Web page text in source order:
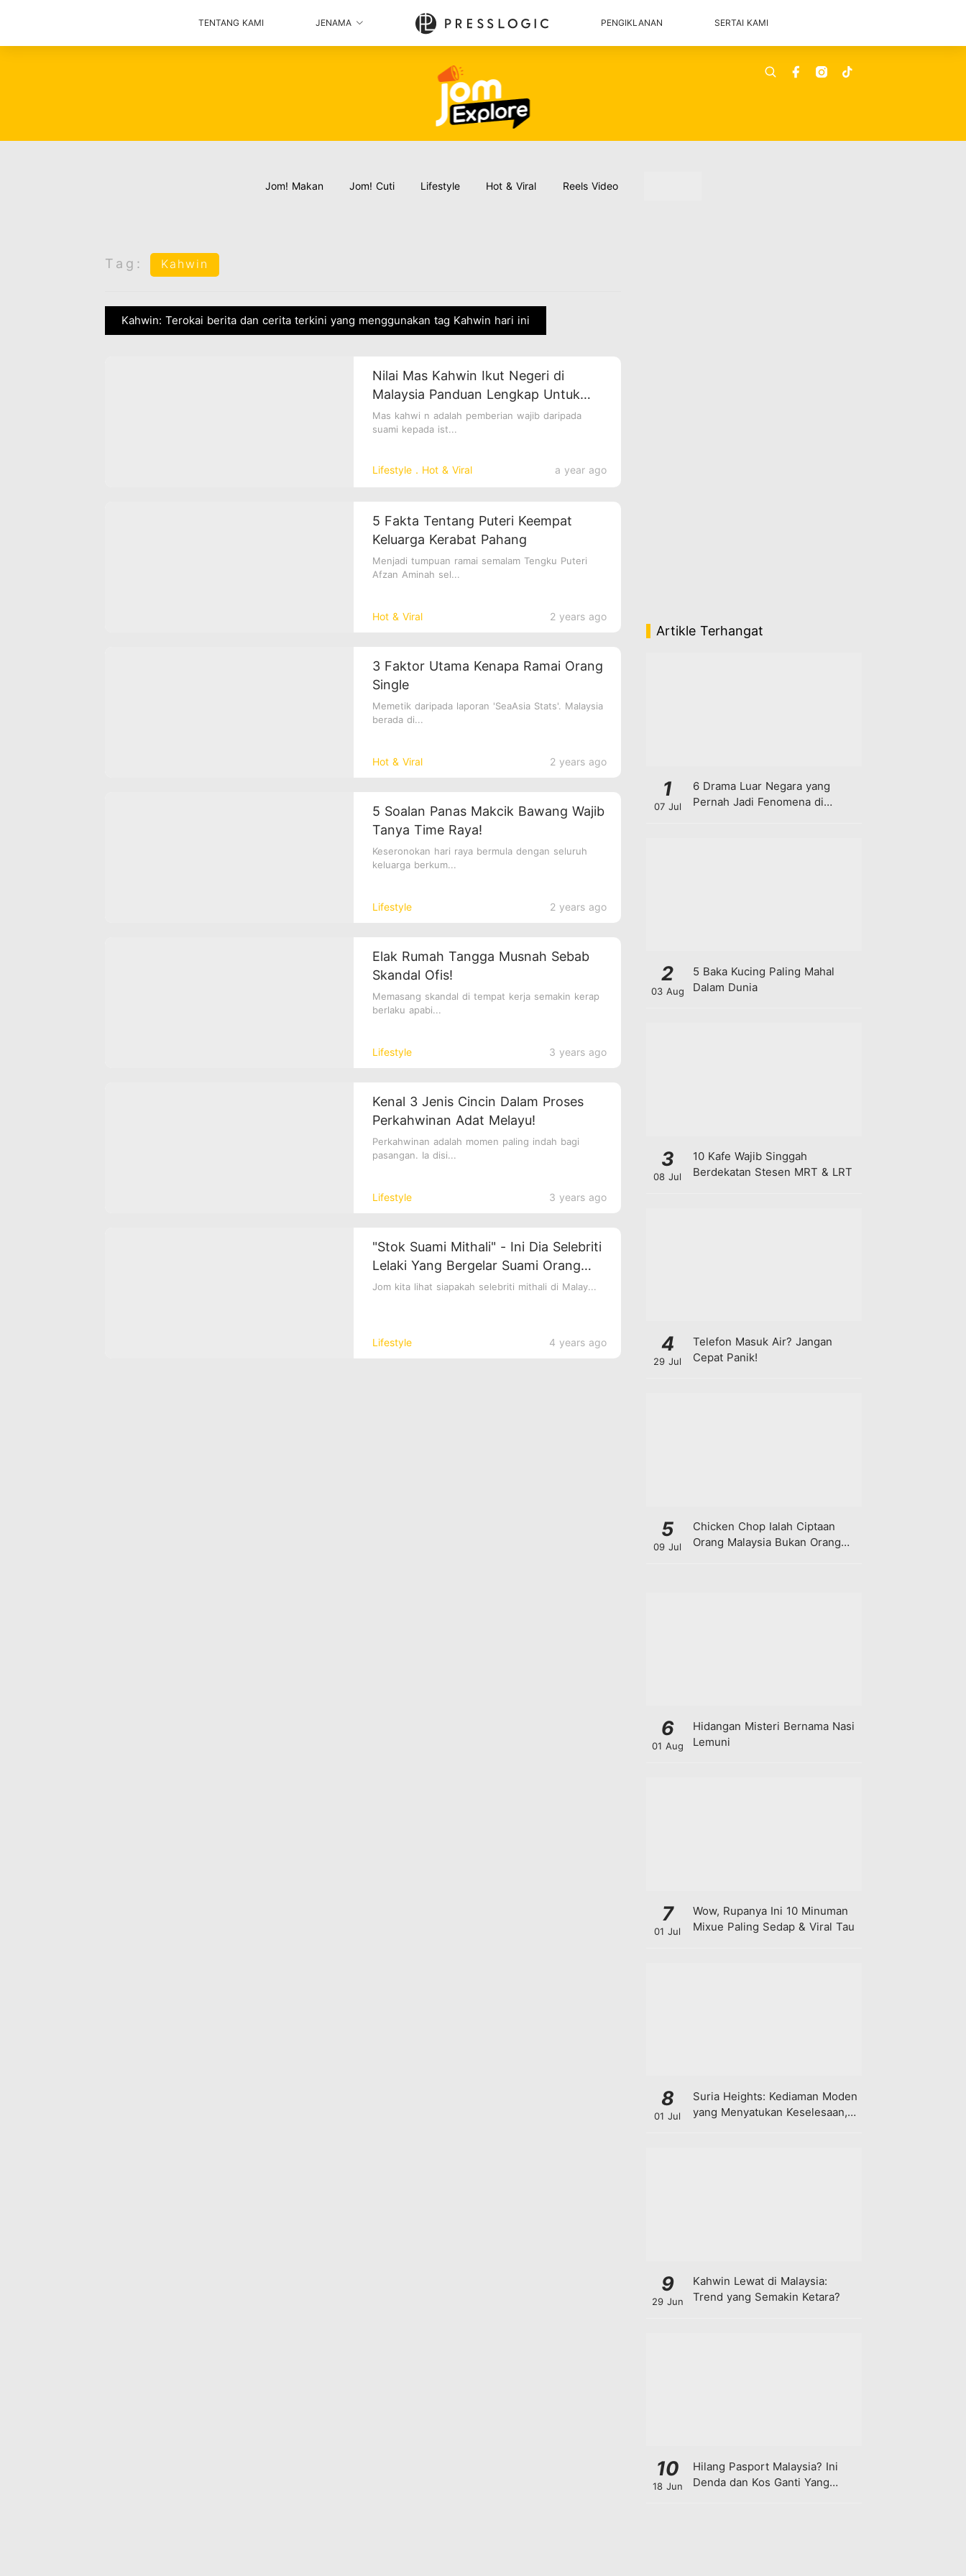
TENTANG KAMI JENAMA PENGIKLANAN SERTAI KAMI
Jom! Makan Jom! Cuti Lifestyle Hot & Viral Reels Video
Tag: Kahwin
Kahwin: Terokai berita dan cerita terkini yang menggunakan tag Kahwin hari ini
Lifestyle．Hot & Viral a year ago
Nilai Mas Kahwin Ikut Negeri di
Malaysia Panduan Lengkap Untuk
Bakal Pengantin
Mas kahwi n adalah pemberian wajib daripada
suami kepada ist...
Hot & Viral 2 years ago
5 Fakta Tentang Puteri Keempat
Keluarga Kerabat Pahang
Menjadi tumpuan ramai semalam Tengku Puteri
Afzan Aminah sel...
Hot & Viral 2 years ago
3 Faktor Utama Kenapa Ramai Orang
Single
Memetik daripada laporan 'SeaAsia Stats'. Malaysia
berada di...
Lifestyle 2 years ago
5 Soalan Panas Makcik Bawang Wajib
Tanya Time Raya!
Keseronokan hari raya bermula dengan seluruh
keluarga berkum...
Lifestyle 3 years ago
Elak Rumah Tangga Musnah Sebab
Skandal Ofis!
Memasang skandal di tempat kerja semakin kerap
berlaku apabi...
Lifestyle 3 years ago
Kenal 3 Jenis Cincin Dalam Proses
Perkahwinan Adat Melayu!
Perkahwinan adalah momen paling indah bagi
pasangan. Ia disi...
Lifestyle 4 years ago
"Stok Suami Mithali" - Ini Dia Selebriti
Lelaki Yang Bergelar Suami Orang
Tapi Netizen Approve!
Jom kita lihat siapakah selebriti mithali di Malay...
Artikle Terhangat
1
07 Jul
6 Drama Luar Negara yang
Pernah Jadi Fenomena di
2
03 Aug
5 Baka Kucing Paling Mahal
Dalam Dunia
3
08 Jul
10 Kafe Wajib Singgah
Berdekatan Stesen MRT & LRT
4
29 Jul
Telefon Masuk Air? Jangan
Cepat Panik!
5
09 Jul
Chicken Chop Ialah Ciptaan
Orang Malaysia Bukan Orang
6
01 Aug
Hidangan Misteri Bernama Nasi
Lemuni
7
01 Jul
Wow, Rupanya Ini 10 Minuman
Mixue Paling Sedap & Viral Tau
8
01 Jul
Suria Heights: Kediaman Moden
yang Menyatukan Keselesaan,
9
29 Jun
Kahwin Lewat di Malaysia:
Trend yang Semakin Ketara?
10
18 Jun
Hilang Pasport Malaysia? Ini
Denda dan Kos Ganti Yang